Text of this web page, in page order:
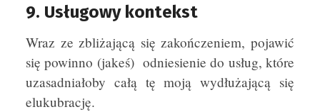
9. Usługowy kontekst
Wraz ze zbliżającą się zakończeniem, pojawić
się powinno (jakeś) odniesienie do usług, które
uzasadniałoby całą tę moją wydłużającą się
elukubrację.